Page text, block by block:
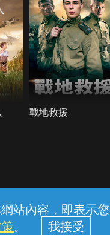
站內容，即表示
。
戰地救援
護
© 2026